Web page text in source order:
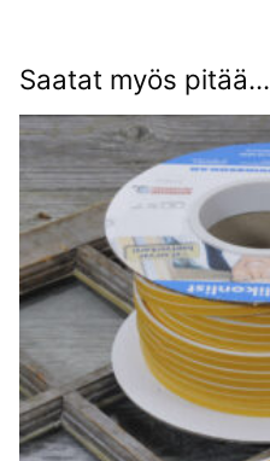
Saatat myös pitää...